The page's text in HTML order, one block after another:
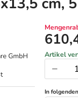
GmbH
Artikel
In